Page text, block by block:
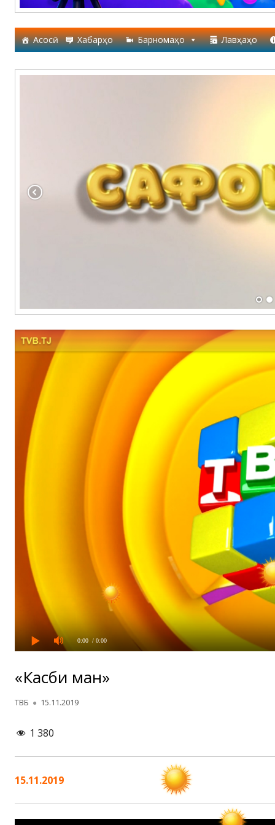
Асосӣ Хабарҳо Барномаҳо Лавҳаҳо
0:00 / 0:00
«Касби ман»
Автор
ТВБ Опубликовано
15.11.2019
1 380
15.11.2019